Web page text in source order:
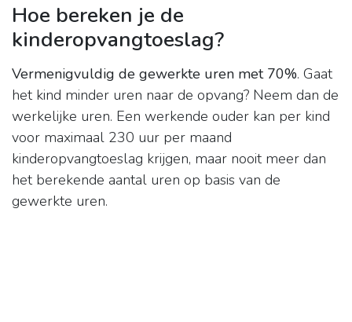
Hoe bereken je de
kinderopvangtoeslag?
Vermenigvuldig de gewerkte uren met 70%. Gaat
het kind minder uren naar de opvang? Neem dan de
werkelijke uren. Een werkende ouder kan per kind
voor maximaal 230 uur per maand
kinderopvangtoeslag krijgen, maar nooit meer dan
het berekende aantal uren op basis van de
gewerkte uren.